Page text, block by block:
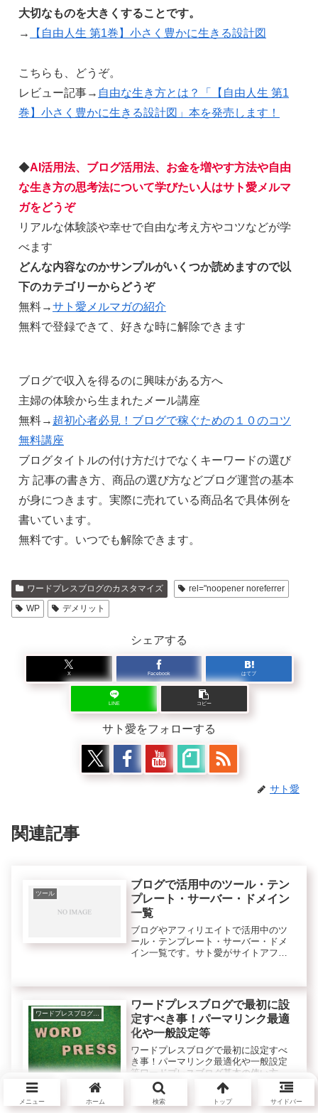
大切なものを大きくすることです。
→
【自由人生 第1巻】小さく豊かに生きる設計図
こちらも、どうぞ。
レビュー記事→ 自由な生き方とは？「【自由人生 第1
巻】小さく豊かに生きる設計図」本を発売します！
◆AI活用法、ブログ活用法、お金を増やす方法や自由
な生き方の思考法について学びたい人はサト愛メルマ
ガをどうぞ
リアルな体験談や幸せで自由な考え方やコツなどが学
べます
どんな内容なのかサンプルがいくつか読めますので以
下のカテゴリーからどうぞ
無料→サト愛メルマガの紹介
無料で登録できて、好きな時に解除できます
ブログで収入を得るのに興味がある方へ
主婦の体験から生まれたメール講座
無料→ 超初心者必見！ブログで稼ぐための１０のコツ
無料講座
ブログタイトルの付け方だけでなくキーワードの選び
方 記事の書き方、商品の選び方などブログ運営の基本
が身につきます。実際に売れている商品名で具体例を
書いています。
無料です。いつでも解除できます。
ワードプレスブログのカスタマイズ
rel="noopener noreferrer
WP
デメリット
シェアする
X Facebook はてブ
LINE コピー
サト愛をフォローする
サト愛
関連記事
ツール
ブログで活用中のツール・テン
プレート・サーバー・ドメイン
一覧
ブログやアフィリエイトで活用中のツ
ール・テンプレート・サーバー・ドメ
イン一覧です。サト愛がサイトアフィ
しているツールやテンプレートを紹介
します。順不同です。アフィリエイ
ト...
ワードプレスブログのカスタマイズ
ワードプレスブログで最初に設
定すべき事！パーマリンク最適
化や一般設定等
ワードプレスブログで最初に設定すべ
き事！パーマリンク最適化や一般設定
等ワードプレスブログ基本の使い方で
記事を書く前の最初に設定すべき事に
ついてです。最初にすべきパーマリン
ク設定の最適化や一般設定などについ
メニュー ホーム 検索 トップ サイドバー